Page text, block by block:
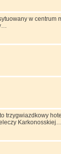
w centrum
trzygwiazdkowy
Karkonosskiej…